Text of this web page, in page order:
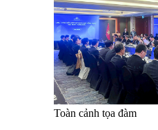
Toàn cảnh tọa đàm